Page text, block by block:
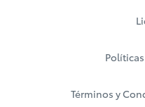
Términos y